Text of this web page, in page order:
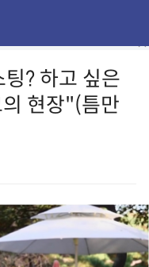
팅? 하고 싶은
현장"(틈만